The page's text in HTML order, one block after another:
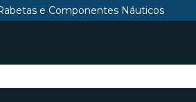
e Componentes Náuticos